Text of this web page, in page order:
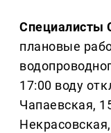
Специалисты
плановые
17:00 воду
Чапаевская,